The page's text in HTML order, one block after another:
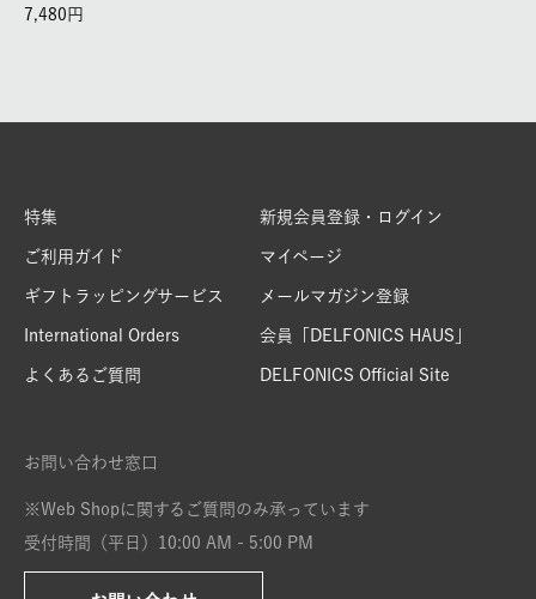
7,480
特集
ご利用ガイド
ギフトラッピングサービス
International Orders
よくあるご質問
新規会員登録・ログイン
マイページ
メールマガジン登録
会員「DELFONICS HAUS」
DELFONICS Official Site
お問い合わせ窓口
※Web Shopに関するご質問のみ承っています
受付時間（平日）10:00 AM - 5:00 PM